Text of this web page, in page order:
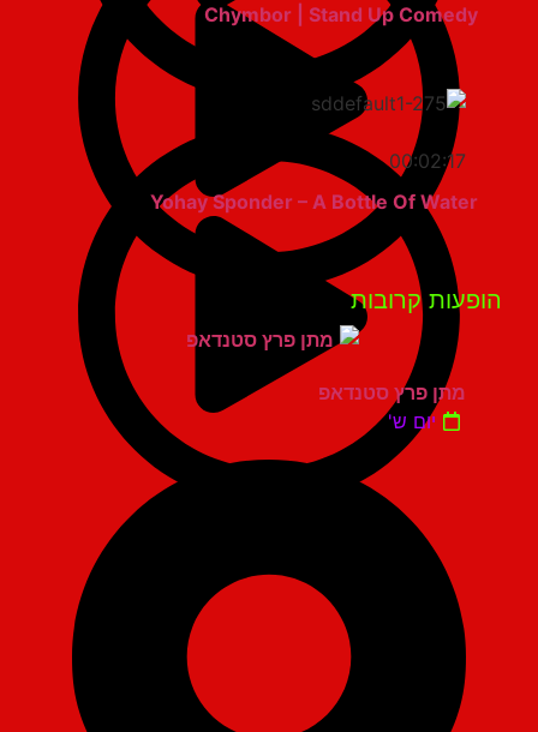
Chymbor | Stand Up Comedy
00:02:17
Yohay Sponder – A Bottle Of Water
קרובות
מתן פרץ סטנדאפ
יום ש'